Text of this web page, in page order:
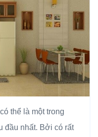
thể là một trong
đầu nhất. Bởi có rất